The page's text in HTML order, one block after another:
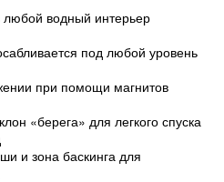
любой водный интерьер
под любой уровень
при помощи магнитов
«берега» для легкого спуска
и зона баскинга для